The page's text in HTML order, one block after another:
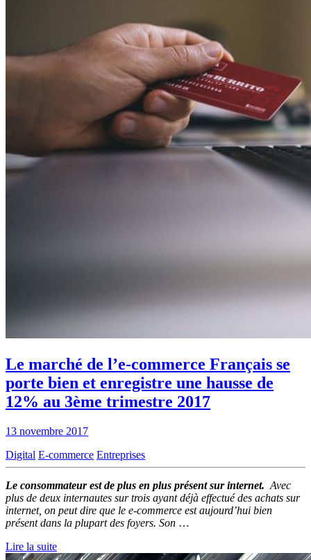
Le marché de l’e-commerce Français se
porte bien et enregistre une hausse de
12% au 3ème trimestre 2017
13 novembre 2017
Digital E-commerce Entreprises
Le consommateur est de plus en plus présent sur internet. Avec
plus de deux internautes sur trois ayant déjà effectué des achats sur
internet, on peut dire que le e-commerce est aujourd’hui bien
présent dans la plupart des foyers. Son …
Lire la suite